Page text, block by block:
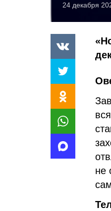
24 декабря
не